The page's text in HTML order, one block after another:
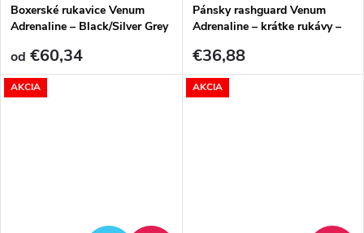
Boxerské rukavice Venum
Adrenaline – Black/Silver Grey
od €60,34
Pánsky rashguard Venum
Adrenaline – krátke rukávy –
€36,88
AKCIA AKCIA